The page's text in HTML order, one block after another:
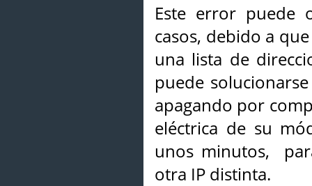
Este error puede
casos, debido a
una lista de
puede
apagando por
eléctrica de su
unos minutos,
otra IP distinta.